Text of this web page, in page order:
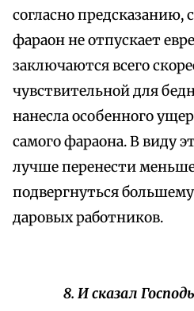
согласно предсказанию,
фараон не отпускает
заключаются всего
чувствительной для
нанесла особенного
самого фараона. В виду
лучше перенести
подвергнуться
даровых работников.
8. И сказал